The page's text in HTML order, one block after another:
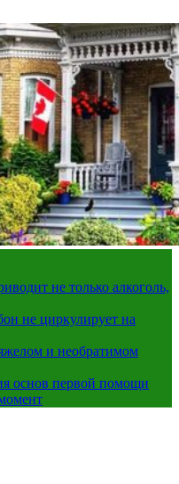
не только алкоголь,
не циркулирует на
и необратимом
основ первой помощи